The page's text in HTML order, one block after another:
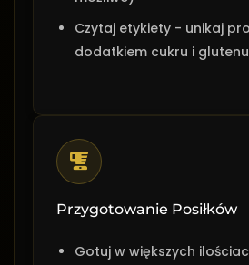
Czytaj etykiety - unikaj
dodatkiem cukru i glutenu
Przygotowanie Posiłków
Gotuj w większych